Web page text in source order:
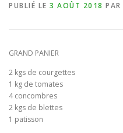
LES AUTRES PRODUITS
PUBLIÉ LE 3 AOÛT 2018 PAR
GRAND PANIER
2 kgs de courgettes
1 kg de tomates
4 concombres
2 kgs de blettes
1 patisson